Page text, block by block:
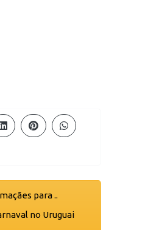
para ..
no Uruguai